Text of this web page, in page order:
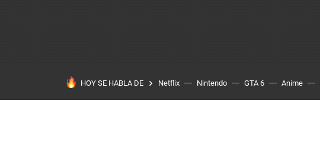
HOY SE HABLA DE Netflix Nintendo GTA 6 Anime